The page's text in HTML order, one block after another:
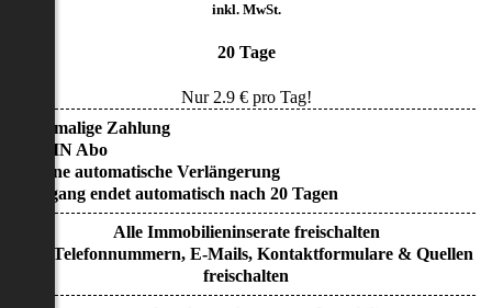
inkl. MwSt.
20 Tage
Nur 2.9€ pro Tag!
• Einmalige Zahlung
• KEIN Abo
• Keine automatische Verlängerung
• Zugang endet automatisch nach 20 Tagen
Alle Immobilieninserate freischalten
Alle Telefonnummern, E-Mails, Kontaktformulare & Quellen
freischalten